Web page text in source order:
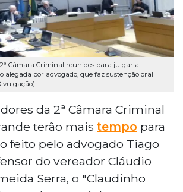
Câmara Criminal reunidos para julgar a
alegada por advogado, que faz sustenção oral
da 2ª Câmara Criminal
terão mais tempo para
feito pelo advogado Tiago
do vereador Cláudio
Serra, o "Claudinho